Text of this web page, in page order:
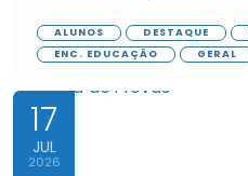
ALUNOS DESTAQUE
ENC. EDUCAÇÃO
GERAL
17
JUL
2026